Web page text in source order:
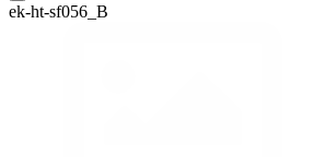
ek-ht-sf056_B